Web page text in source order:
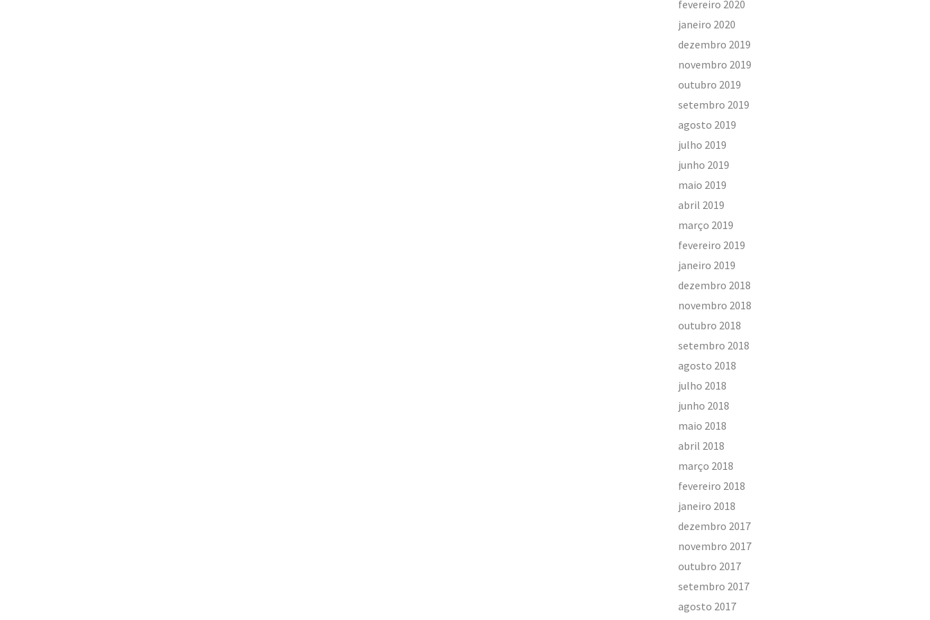
fevereiro 2020
janeiro 2020
dezembro 2019
novembro 2019
outubro 2019
setembro 2019
agosto 2019
julho 2019
junho 2019
maio 2019
abril 2019
março 2019
fevereiro 2019
janeiro 2019
dezembro 2018
novembro 2018
outubro 2018
setembro 2018
agosto 2018
julho 2018
junho 2018
maio 2018
abril 2018
março 2018
fevereiro 2018
janeiro 2018
dezembro 2017
novembro 2017
outubro 2017
setembro 2017
agosto 2017